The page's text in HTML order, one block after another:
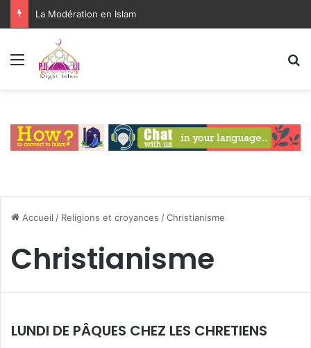
La Modération en Islam
Menu
Accueil / Religions et croyances /Christianisme
Christianisme
LUNDI DE PÂQUES CHEZ LES CHRETIENS